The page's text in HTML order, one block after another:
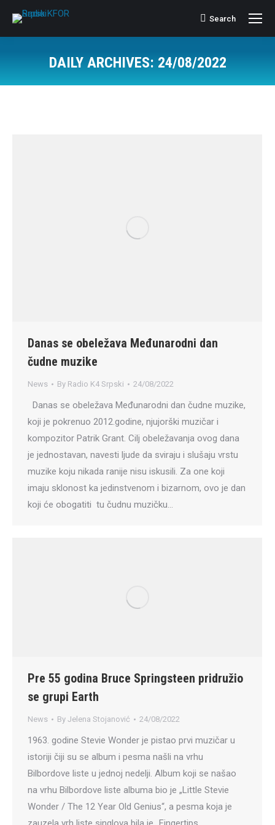
Search:
Search
DAILY ARCHIVES: 24/08/2022
Danas se obeležava Međunarodni dan
čudne muzike
News By Radio K4 Srpski 24/08/2022
Danas se obeležava Međunarodni dan čudne muzike,
koji je pokrenuo 2012.godine, njujorški muzičar i
kompozitor Patrik Grant. Cilj obeležavanja ovog dana
je jednostavan, navesti ljude da sviraju i slušaju vrstu
muzike koju nikada ranije nisu iskusili. Za one koji
imaju sklonost ka jedinstvenom i bizarnom, ovo je dan
koji će obogatiti tu čudnu muzičku…
Pre 55 godina Bruce Springsteen pridružio
se grupi Earth
News By Jelena Stojanović 24/08/2022
1963. godine Stevie Wonder je pistao prvi muzičar u
istoriji čiji su se album i pesma našli na vrhu
Bilbordove liste u jednoj nedelji. Album koji se našao
na vrhu Bilbordove liste albuma bio je „Little Stevie
Wonder / The 12 Year Old Genius“, a pesma koja je